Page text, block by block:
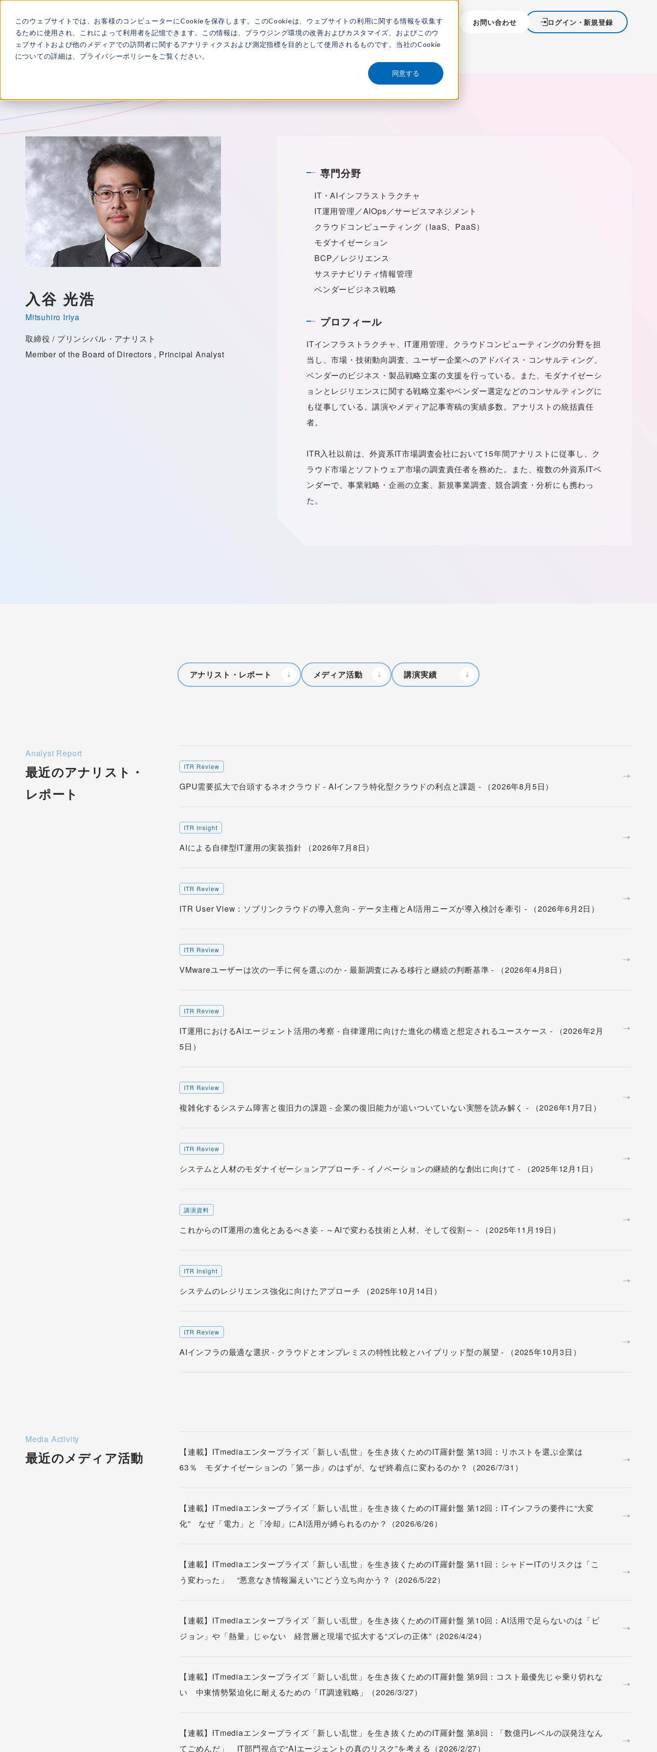
このウェブサイトでは、お客様のコンピューターにCookieを保存します。このCookieは、ウェブサイトの利用に関する情報を収集す
るために使用され、これによって利用者を記憶できます。この情報は、ブラウジング環境の改善およびカスタマイズ、およびこのウ
ェブサイトおよび他のメディアでの訪問者に関するアナリティクスおよび測定指標を目的として使用されるものです。当社のCookie
についての詳細は、 プライバシーポリシーをご覧ください。
同意する
ITRについて所属アナリスト 新着情報サービス市場調査レポートレポートを探す動画を探す お問い合わせ ログイン・新規登録
入谷 光浩
Mitsuhiro Iriya
取締役 / プリンシパル・アナリスト
Member of the Board of Directors , Principal Analyst
専門分野
IT・AIインフラストラクチャ
IT運用管理／AIOps／サービスマネジメント
クラウドコンピューティング（IaaS、PaaS）
モダナイゼーション
BCP／レジリエンス
サステナビリティ情報管理
ベンダービジネス戦略
プロフィール
ITインフラストラクチャ、IT運用管理、クラウドコンピューティングの分野を担
当し、市場・技術動向調査、ユーザー企業へのアドバイス・コンサルティング、
ベンダーのビジネス・製品戦略立案の支援を行っている。また、モダナイゼーシ
ョンとレジリエンスに関する戦略立案やベンダー選定などのコンサルティングに
も従事している。講演やメディア記事寄稿の実績多数。アナリストの統括責任
者。
ITR入社以前は、外資系IT市場調査会社において15年間アナリストに従事し、ク
ラウド市場とソフトウェア市場の調査責任者を務めた。また、複数の外資系ITベ
ンダーで、事業戦略・企画の立案、新規事業調査、競合調査・分析にも携わっ
た。
アナリスト・レポート メディア活動 講演実績
Analyst Report
最近のアナリスト・
レポート
ITR Review
GPU需要拡大で台頭するネオクラウド - AIインフラ特化型クラウドの利点と課題 - （2026年8月5日）
ITR Insight
AIによる自律型IT運用の実装指針 （2026年7月8日）
ITR Review
ITR User View：ソブリンクラウドの導入意向 - データ主権とAI活用ニーズが導入検討を牽引 - （2026年6月2日）
ITR Review
VMwareユーザーは次の一手に何を選ぶのか - 最新調査にみる移行と継続の判断基準 - （2026年4月8日）
ITR Review
IT運用におけるAIエージェント活用の考察 - 自律運用に向けた進化の構造と想定されるユースケース - （2026年2月
5日）
ITR Review
複雑化するシステム障害と復旧力の課題 - 企業の復旧能力が追いついていない実態を読み解く - （2026年1月7日）
ITR Review
システムと人材のモダナイゼーションアプローチ - イノベーションの継続的な創出に向けて - （2025年12月1日）
講演資料
これからのIT運用の進化とあるべき姿 - ～AIで変わる技術と人材、そして役割～ - （2025年11月19日）
ITR Insight
システムのレジリエンス強化に向けたアプローチ （2025年10月14日）
ITR Review
AIインフラの最適な選択 - クラウドとオンプレミスの特性比較とハイブリッド型の展望 - （2025年10月3日）
Media Activity
最近のメディア活動
【連載】ITmediaエンタープライズ「新しい乱世」を生き抜くためのIT羅針盤 第13回：リホストを選ぶ企業は
63％ モダナイゼーションの「第一歩」のはずが、なぜ終着点に変わるのか？（2026/7/31）
【連載】ITmediaエンタープライズ「新しい乱世」を生き抜くためのIT羅針盤 第12回：ITインフラの要件に“大変
化” なぜ「電力」と「冷却」にAI活用が縛られるのか？（2026/6/26）
【連載】ITmediaエンタープライズ「新しい乱世」を生き抜くためのIT羅針盤 第11回：シャドーITのリスクは「こ
う変わった」 “悪意なき情報漏えい”にどう立ち向かう？（2026/5/22）
【連載】ITmediaエンタープライズ「新しい乱世」を生き抜くためのIT羅針盤 第10回：AI活用で足らないのは「ビ
ジョン」や「熱量」じゃない 経営層と現場で拡大する“ズレの正体”（2026/4/24）
【連載】ITmediaエンタープライズ「新しい乱世」を生き抜くためのIT羅針盤 第9回：コスト最優先じゃ乗り切れな
い 中東情勢緊迫化に耐えるための「IT調達戦略」（2026/3/27）
【連載】ITmediaエンタープライズ「新しい乱世」を生き抜くためのIT羅針盤 第8回：「数億円レベルの誤発注なん
てごめんだ」 IT部門視点で“AIエージェントの真のリスク”を考える（2026/2/27）